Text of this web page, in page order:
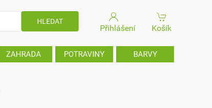
Přihlášení Košík
ZAHRADA POTRAVINY BARVY